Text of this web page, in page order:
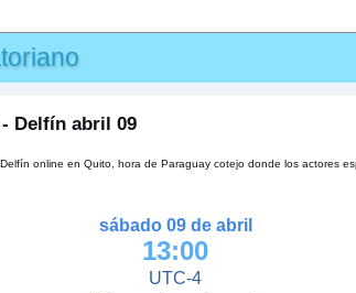
Delfín abril 09
online en Quito, hora de Paraguay cotejo donde los actores
sábado 09 de abril
13:00
UTC-4
Partidos
Otros